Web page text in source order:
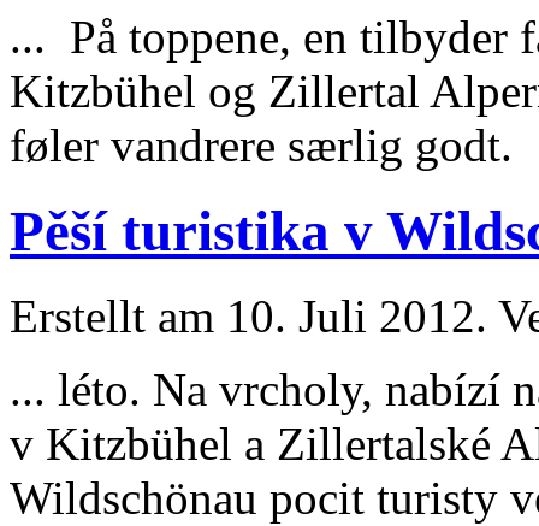
... På toppene, en tilbyder
Kitzbühel og Zillertal
føler vandrere særlig
Pěší turistika v
Erstellt am 10. Juli 2012.
... léto. Na vrcholy, nabízí
v Kitzbühel a Zillertalské
Wildschönau pocit turisty